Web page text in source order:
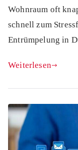
Wohnraum oft
schnell zum
Entrümpelung in
Weiterlesen